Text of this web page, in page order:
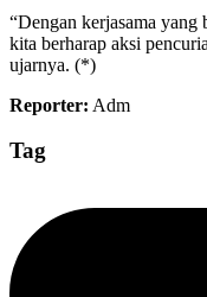
“Dengan kerjasama yang
kita berharap aksi
ujarnya. (*)
Reporter: Adm
Tag